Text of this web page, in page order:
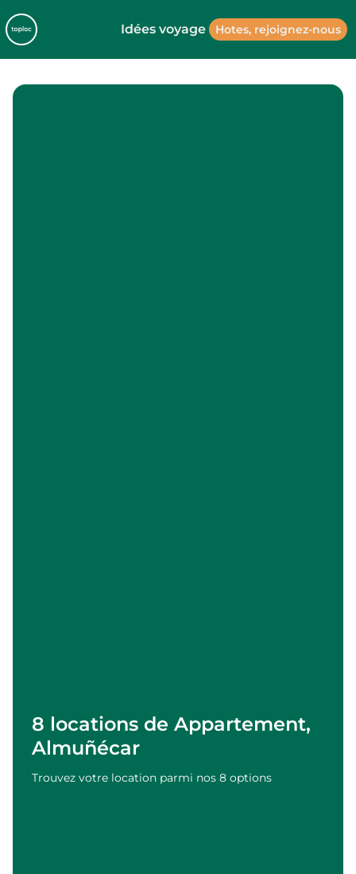
Idées voyage Hotes, rejoignez-nous
8 locations de Appartement,
Almuñécar
Trouvez votre location parmi nos 8 options